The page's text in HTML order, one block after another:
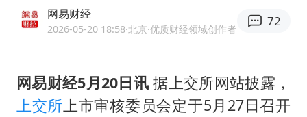
白海豚北上或致京津冀暴雨
美将每月供乌爱国者拦截导弹
构建更高水平的全民健身公共服务体系
网易财经
2026-05-20 18:58·北京·优质财经领域创作者
72
网易财经5月20日讯 据上交所网站披露，
上交所上市审核委员会定于5月27日召开